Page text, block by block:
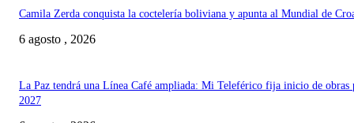
Camila Zerda conquista la coctelería boliviana y apunta al Mundial de
6 agosto , 2026
La Paz tendrá una Línea Café ampliada: Mi Teleférico fija inicio de obras
2027